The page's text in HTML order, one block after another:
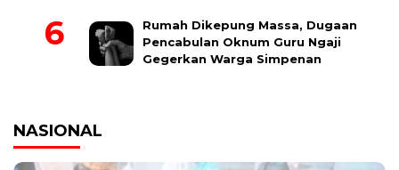
Rumah Dikepung Massa, Dugaan
Pencabulan Oknum Guru Ngaji
Gegerkan Warga Simpenan
NASIONAL